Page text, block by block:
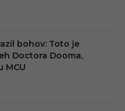
bohov: Toto je
Doctora Dooma,
MCU